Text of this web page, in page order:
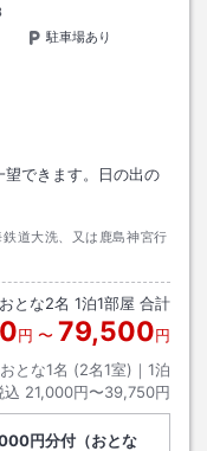
駐車場あり
できます。日の出の
道大洗、又は鹿島神宮行
おとな2名 1泊1部屋 合計
円 〜 79,500円
おとな1名 (2名1室)｜ 1泊
込 21,000円〜39,750円
円分付（おとな